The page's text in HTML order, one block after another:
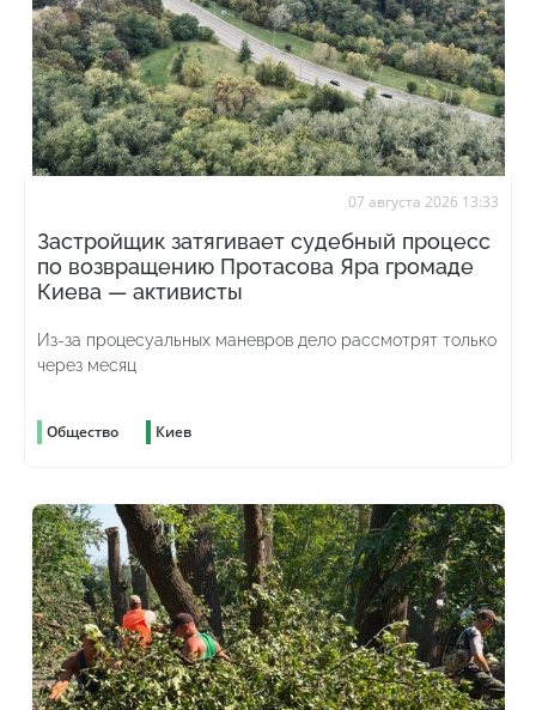
07 августа 2026 13:33
Застройщик затягивает судебный процесс
по возвращению Протасова Яра громаде
Киева — активисты
Из-за процесуальных маневров дело рассмотрят только
через месяц
Общество Киев